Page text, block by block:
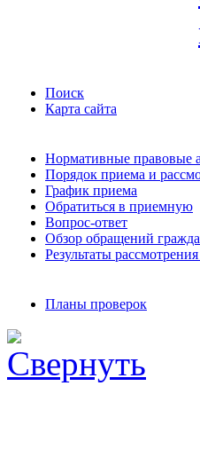
Поиск
Карта сайта
Нормативные правовые
Порядок приема и
График приема
Обратиться в приемную
Вопрос-ответ
Обзор обращений
Результаты
Планы проверок